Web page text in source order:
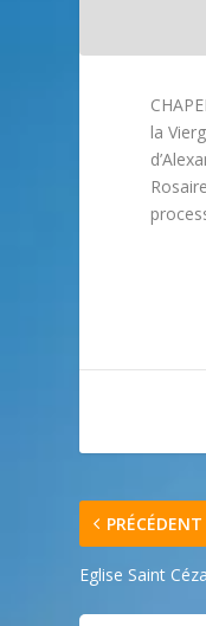
la
PRÉCÉDENT
Eglise Saint